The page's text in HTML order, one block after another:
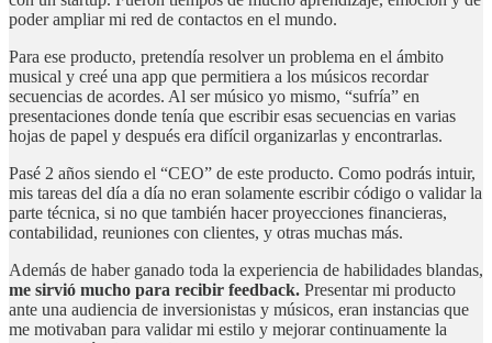
poder ampliar mi red de contactos en el mundo.
Para ese producto, pretendía resolver un problema en el ámbito
musical y creé una app que permitiera a los músicos recordar
secuencias de acordes. Al ser músico yo mismo, “sufría” en
presentaciones donde tenía que escribir esas secuencias en varias
hojas de papel y después era difícil organizarlas y encontrarlas.
Pasé 2 años siendo el “CEO” de este producto. Como podrás intuir,
mis tareas del día a día no eran solamente escribir código o validar la
parte técnica, si no que también hacer proyecciones financieras,
contabilidad, reuniones con clientes, y otras muchas más.
Además de haber ganado toda la experiencia de habilidades blandas,
me sirvió mucho para recibir feedback. Presentar mi producto
ante una audiencia de inversionistas y músicos, eran instancias que
me motivaban para validar mi estilo y mejorar continuamente la